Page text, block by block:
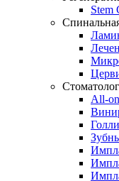
Stem
All-